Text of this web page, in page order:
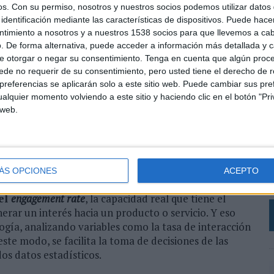
Con su permiso, nosotros y nuestros socios podemos utilizar datos
mediante las características de dispositivos. Puede
a nosotros y a nuestros 1538 socios para que llevemos a
De forma alternativa, puede acceder a información más detallada y
otorgar o negar su consentimiento. Tenga en cuenta que algún
no requerir de su consentimiento, pero usted tiene el derecho de
se aplicarán solo a este sitio web. Puede cambiar sus
momento volviendo a este sitio y haciendo clic en el botón
OPCIONES ACEPTO
Learningcomo el reconocimiento facial,
propios. Entre todas ellas son capaces de
cliente necesita conocer antes de elegir con las
campaña.
el servicio de base de datos de Amazon. "Al
en formato grafo a partir del software libre
con Neptune conseguimos cuatro veces más
los datos de todos los influeyntes del mundo,
tener son efectivamente precisos, y decidir si son
Iván Martín Maseda, CTO de Binfluencer.
de verificar si se trata de usuarios reales obots,
engagement rate, la capacidad real que tiene el
un interés hacia un producto o servicio. Y eso
analizando variables como la tasa de interacción
modo, se facilita la toma de decisiones de las
datos estadísticos.